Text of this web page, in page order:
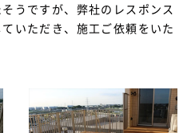
うですが、弊社のレスポンス
いただき、施工ご依頼をいた